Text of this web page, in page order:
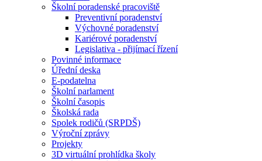
Školní poradenské pracoviště
Preventivní poradenství
Výchovné poradenství
Kariérové poradenství
Legislativa - přijímací řízení
Povinné informace
Úřední deska
E-podatelna
Školní parlament
Školní časopis
Školská rada
Spolek rodičů (SRPDŠ)
Výroční zprávy
Projekty
3D virtuální prohlídka školy